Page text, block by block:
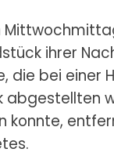
ihrer
die bei einer
abgestellten
konnte,